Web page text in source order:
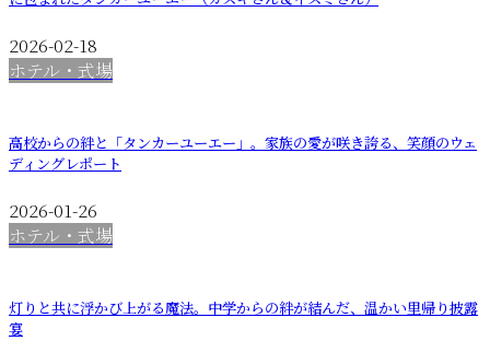
2026-02-18
ホテル・式場
高校からの絆と「タンカーユーエー」。家族の愛が咲き誇る、笑顔のウェ
ディングレポート
2026-01-26
ホテル・式場
灯りと共に浮かび上がる魔法。中学からの絆が結んだ、温かい里帰り披露
宴